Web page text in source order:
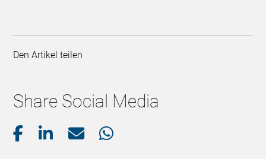
Den Artikel teilen
Share Social Media